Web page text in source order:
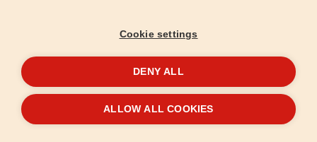
© 2026extol.hu- Minden jog fenntartva
Garancia regisztráció
LétrehoztaFEO
Cookie settings
DENY ALL
ALLOW ALL COOKIES